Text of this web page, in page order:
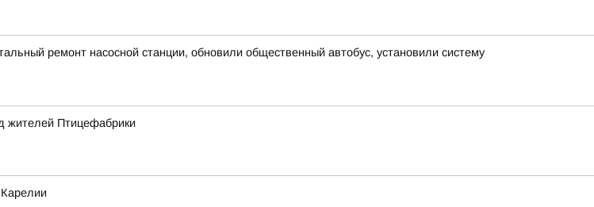
ремонт насосной станции, обновили общественный автобус, установили систему
жителей Птицефабрики